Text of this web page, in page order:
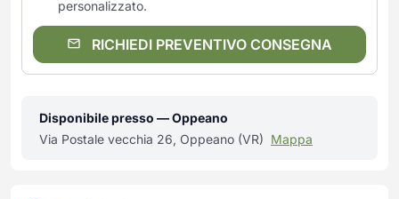
personalizzato.
RICHIEDI PREVENTIVO CONSEGNA
Disponibile presso — Oppeano
Via Postale vecchia 26, Oppeano (VR) Mappa